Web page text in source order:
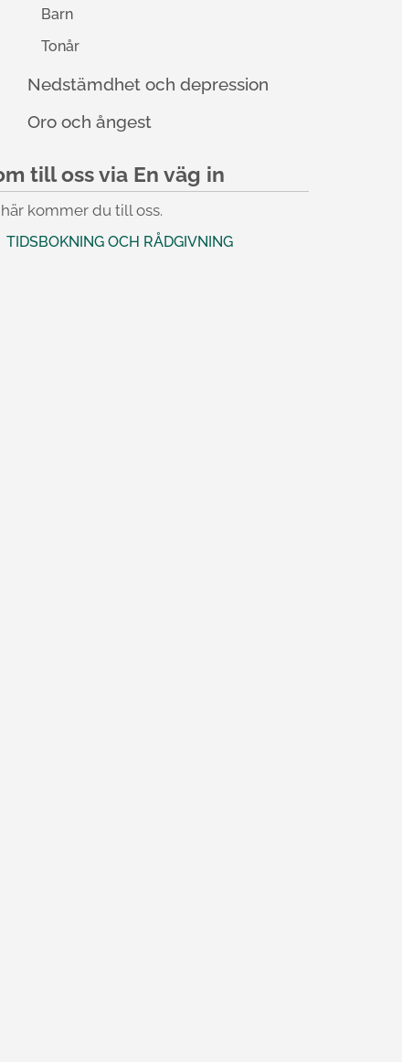
Barn
Tonår
Nedstämdhet och depression
Oro och ångest
till oss via En väg in
här kommer du till oss.
TIDSBOKNING OCH RÅDGIVNING